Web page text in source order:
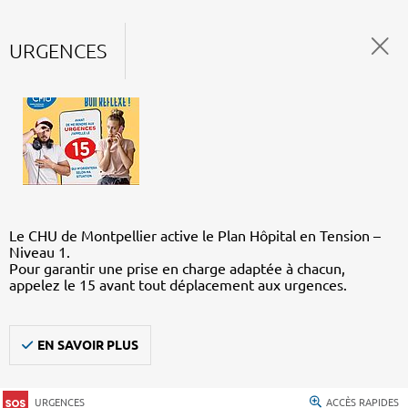
URGENCES
Le CHU de Montpellier active le Plan Hôpital en Tension –
Niveau 1.
Pour garantir une prise en charge adaptée à chacun,
appelez le 15 avant tout déplacement aux urgences.
EN SAVOIR PLUS
URGENCES ACCÈS RAPIDES